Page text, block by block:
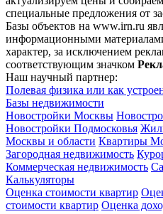
специальные предложения от
Базы объектов на www.irn.ru
информационными
характер, за исключением
соответствующим значком
Наш научный партнер:
Полевая физика или как
Базы недвижимости
Новостройки Москвы
Новостройки Подмосковья
Москвы и области Квартиры
Загородная недвижимость
Коммерческая недвижимость
Калькуляторы
Оценка стоимости квартир
стоимости квартир Оценка